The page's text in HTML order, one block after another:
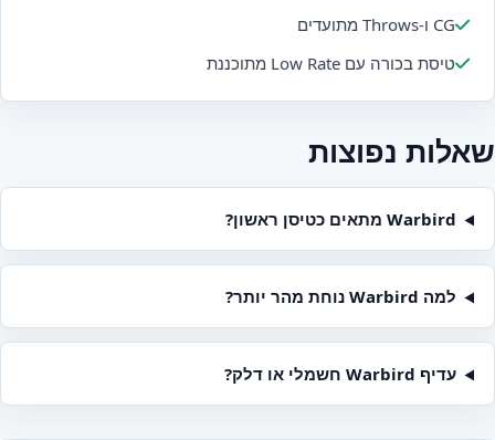
CG ו-Throws מתועדים
טיסת בכורה עם Low Rate מתוכננת
שאלות נפוצות
Warbird מתאים כטיסן ראשון?
למה Warbird נוחת מהר יותר?
עדיף Warbird חשמלי או דלק?